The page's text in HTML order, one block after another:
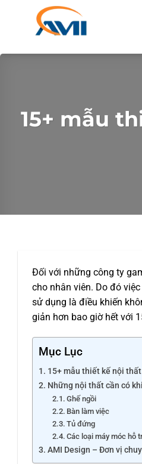
dung
15+ mẫu
Đối với những công ty
cho nhân viên. Do đó việc
sử dụng là điều khiến
giản hơn bao giờ hết với
Mục Lục
15+ mẫu thiết kế nội
Những nội thất cần có
Ghế ngồi
Bàn làm việc
Tủ đứng
Các loại máy móc hỗ
AMI Design – Đơn vị